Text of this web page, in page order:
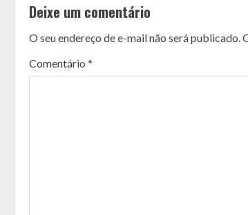
n
t
i
Deixe um comentário
O seu endereço de e-mail não será publicado.
Comentário *